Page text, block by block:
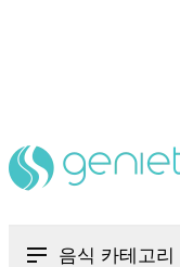
음식 카테고리